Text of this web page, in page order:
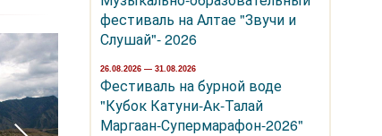
фестиваль на Алтае "Звучи и
Слушай"- 2026
26.08.2026 — 31.08.2026
Фестиваль на бурной воде
"Кубок Катуни-Ак-Талай
Маргаан-Супермарафон-2026"